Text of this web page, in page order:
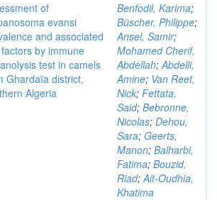
of
evansi
and associated
by immune
test in camels
Ghardaïa district,
Algeria
Benfodil, Karima;
Büscher, Philippe;
Ansel, Samir;
Mohamed Cherif,
Abdellah;Abdelli,
Amine; Van Reet,
Nick; Fettata,
Said; Bebronne,
Nicolas; Dehou,
Sara; Geerts,
Manon; Balharbi,
Fatima; Bouzid,
Riad;Ait-Oudhia,
Khatima